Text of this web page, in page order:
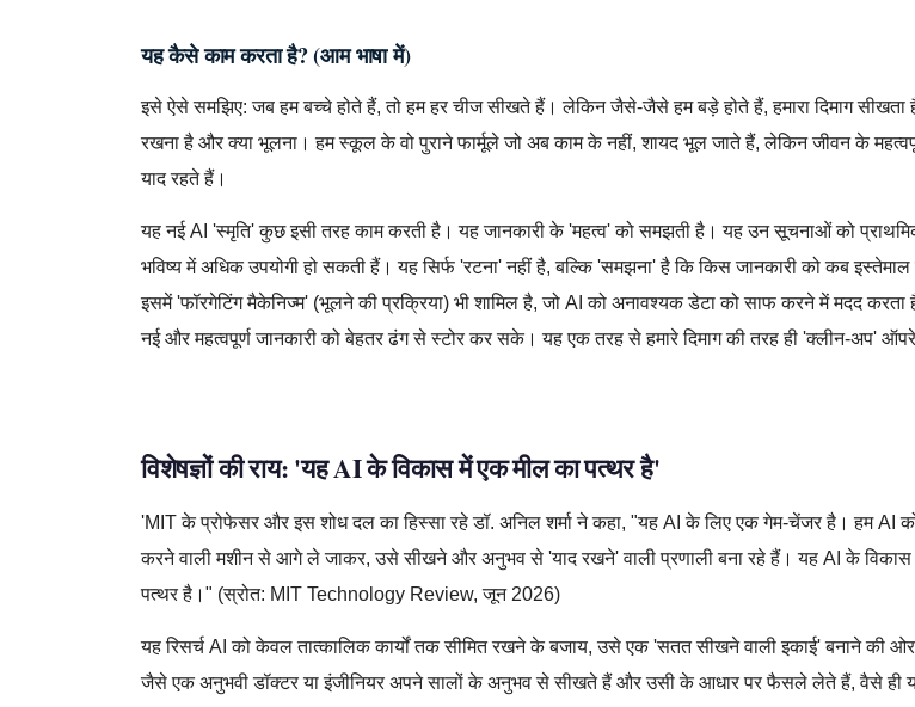
यह कैसे काम करता है? (आम भाषा में)
इसे ऐसे समझिए: जब हम बच्चे होते हैं, तो हम हर चीज सीखते हैं। लेकिन जैसे-जैसे हम बड़े होते हैं, हमारा दिमाग सीखता
रखना है और क्या भूलना। हम स्कूल के वो पुराने फार्मूले जो अब काम के नहीं, शायद भूल जाते हैं, लेकिन जीवन के
याद रहते हैं।
यह नई AI 'स्मृति' कुछ इसी तरह काम करती है। यह जानकारी के 'महत्व' को समझती है। यह उन सूचनाओं को
भविष्य में अधिक उपयोगी हो सकती हैं। यह सिर्फ 'रटना' नहीं है, बल्कि 'समझना' है कि किस जानकारी को कब इस्तेमाल
इसमें 'फॉरगेटिंग मैकेनिज्म' (भूलने की प्रक्रिया) भी शामिल है, जो AI को अनावश्यक डेटा को साफ करने में मदद करता
नई और महत्वपूर्ण जानकारी को बेहतर ढंग से स्टोर कर सके। यह एक तरह से हमारे दिमाग की तरह ही 'क्लीन-अप'
विशेषज्ञों की राय: 'यह AI के विकास में एक मील का पत्थर है'
'MIT के प्रोफेसर और इस शोध दल का हिस्सा रहे डॉ. अनिल शर्मा ने कहा, "यह AI के लिए एक गेम-चेंजर है। हम AI
करने वाली मशीन से आगे ले जाकर, उसे सीखने और अनुभव से 'याद रखने' वाली प्रणाली बना रहे हैं। यह AI के विकास
पत्थर है।" (स्रोत: MIT Technology Review, जून 2026)
यह रिसर्च AI को केवल तात्कालिक कार्यों तक सीमित रखने के बजाय, उसे एक 'सतत सीखने वाली इकाई' बनाने की
जैसे एक अनुभवी डॉक्टर या इंजीनियर अपने सालों के अनुभव से सीखते हैं और उसी के आधार पर फैसले लेते हैं, वैसे ही